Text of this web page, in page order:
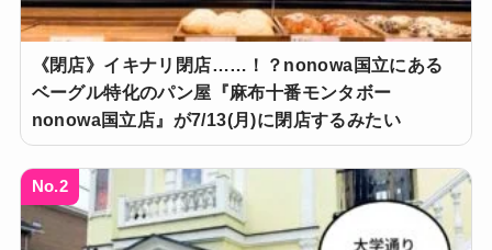
《閉店》イキナリ閉店……！？nonowa国立にある
ベーグル特化のパン屋『麻布十番モンタボー
nonowa国立店』が7/13(月)に閉店するみたい
No.2